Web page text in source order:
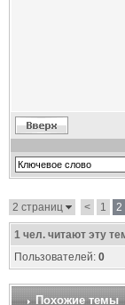
2 страниц < 1 2
1чел. читают эту
Пользователей: 0
Похожие темы